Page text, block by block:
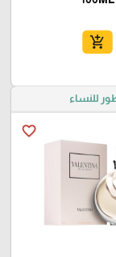
add_shopping_cart
للنساء
favorite_border